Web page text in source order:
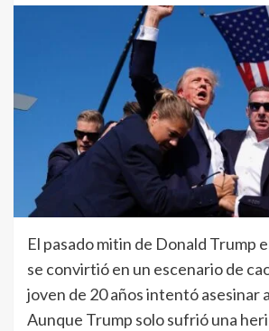
El pasado mitin de Donald Trump
se convirtió en un escenario de
joven de 20 años intentó asesinar
Aunque Trump solo sufrió una